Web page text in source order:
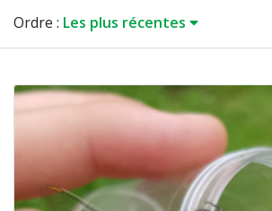
Ordre : Les plus récentes